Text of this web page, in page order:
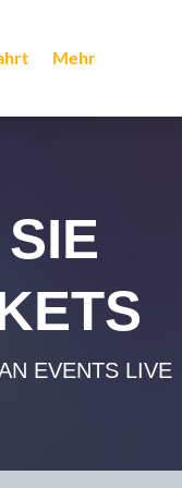
Mehr
EVENTS LIVE